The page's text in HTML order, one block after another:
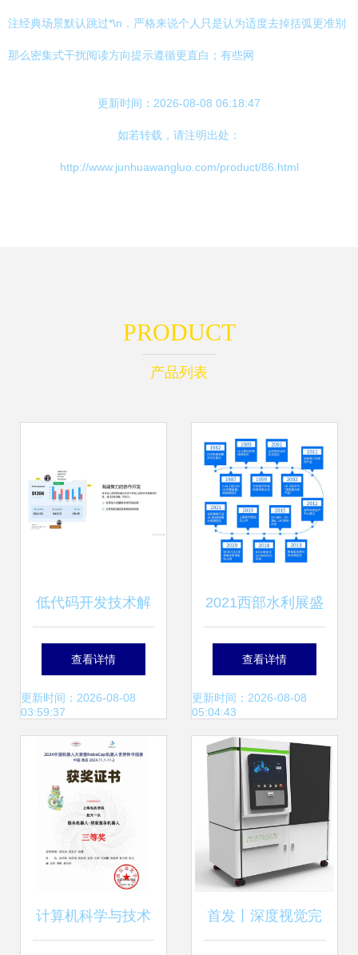
注经典场景默认跳过*\n．严格来说个人只是认为适度去掉括弧更准别
那么密集式干扰阅读方向提示遵循更直白；有些网
更新时间：2026-08-08 06:18:47
如若转载，请注明出处：
http://www.junhuawangluo.com/product/86.html
PRODUCT
产品列表
低代码开发技术解
析 程序员职业前景
的新挑战
查看详情
更新时间：2026-08-08
03:59:37
2021西部水利展盛
大开幕，连华科技
明星产品以创新技
术闪耀全场
查看详情
更新时间：2026-08-08
05:04:43
计算机科学与技术 首发丨深度视觉完